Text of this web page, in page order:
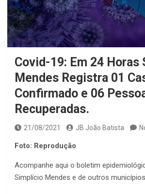
Covid-19: Em 24 Horas
Mendes Registra 01
Confirmado e 06
Recuperadas.
21/08/2021 JB João Batista
Foto: Reprodução
Acompanhe aqui o boletim
Simplício Mendes e de outros